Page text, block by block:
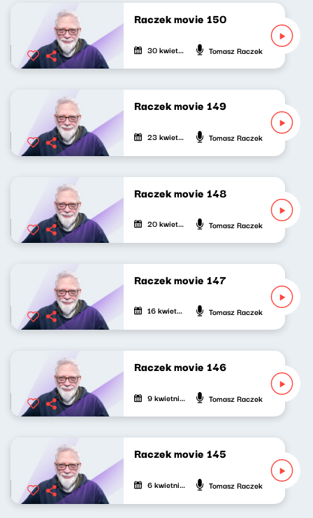
Raczek movie 150
30 kwietnia 2023 Tomasz Raczek
Raczek movie 149
23 kwietnia 2023 Tomasz Raczek
Raczek movie 148
20 kwietnia 2023 Tomasz Raczek
Raczek movie 147
16 kwietnia 2023 Tomasz Raczek
Raczek movie 146
9 kwietnia 2023 Tomasz Raczek
Raczek movie 145
6 kwietnia 2023 Tomasz Raczek